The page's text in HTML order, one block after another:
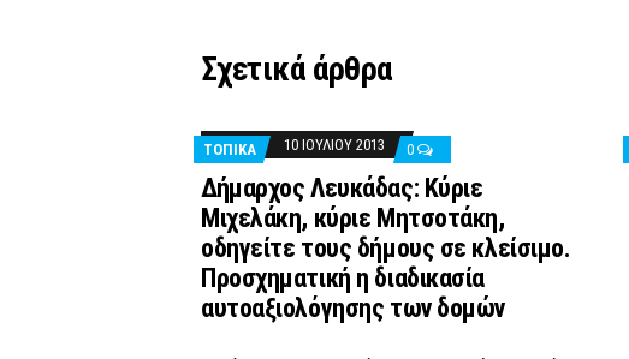
Σχετικά άρθρα
ΤΟΠΙΚΑ 10 ΙΟΥΛΊΟΥ 2013 0
Δήμαρχος Λευκάδας: Κύριε
Μιχελάκη, κύριε Μητσοτάκη,
οδηγείτε τους δήμους σε κλείσιμο.
Προσχηματική η διαδικασία
αυτοαξιολόγησης των δομών